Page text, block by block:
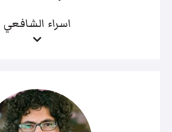
اسراء الشافعي